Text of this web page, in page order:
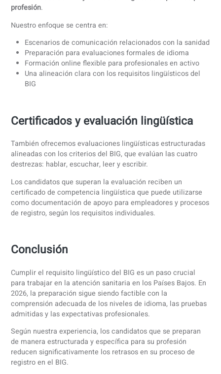
Pasos prácticos para cumplir el
requisito lingüístico del BIG
Confirma tu nivel requerido
Comprueba qué nivel CEFR corresponde a tu
Valora tu nivel actual de neerlandés
Prepárate con formación NT2 dirigida
neerlandés general.
Realiza una evaluación oficialmente reconocida
Asegúrate de que cubra las cuatro destrezas.
Presenta la prueba con tu solicitud al BIG
Cómo apoyamos a los candidatos
para la inscripción en el BIG mediante programas
estructurados deNT2 y formación lingüística específica
profesión.
Nuestro enfoque se centra en:
Escenarios de comunicación relacionados con la
Preparación para evaluaciones formales de idioma
Formación online flexible para profesionales en
Una alineación clara con los requisitos lingüísticos